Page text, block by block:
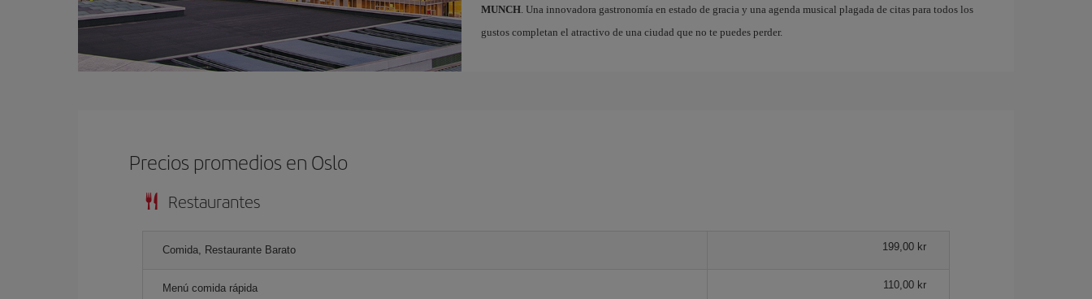
MUNCH. Una innovadora gastronomía en estado de gracia y una agenda musical plagada de citas para todos los
gustos completan el atractivo de una ciudad que no te puedes perder.
Precios promedios en Oslo
Restaurantes
Comida, Restaurante Barato 199,00 kr
Menú comida rápida 110,00 kr